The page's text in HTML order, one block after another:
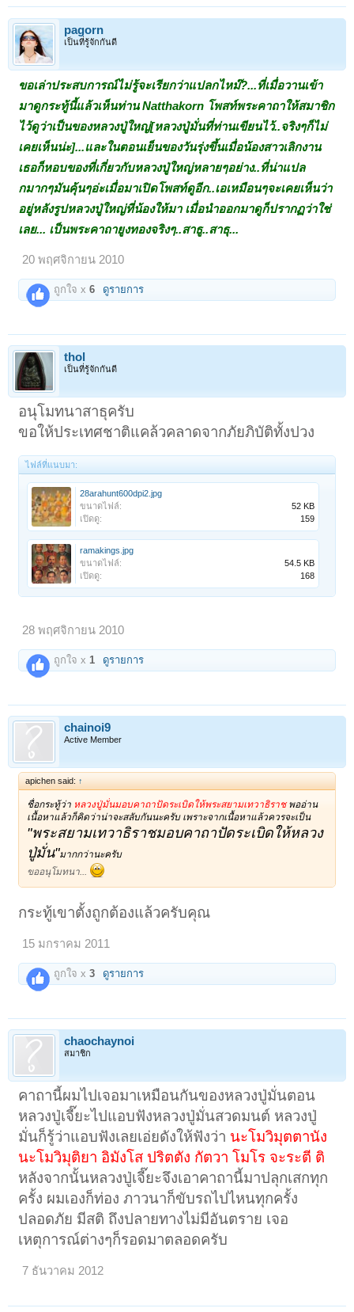
pagorn
เป็นที่รู้จักกันดี
ขอเล่าประสบการณ์ไม่รู้จะเรียกว่าแปลกไหม๊?...ที่เมื่อวานเข้า
มาดูกระทู้นี้แล้วเห็นท่าน Natthakorn โพสท์พระคาถาให้สมาชิก
ไว้ดูว่าเป็นของหลวงปู่ใหญ่[หลวงปู่มั่นที่ท่านเขียนไว้..จริงๆก็ไม่
เคยเห็นน่ะ]...และในตอนเย็นของวันรุ่งขึ้นเมื่อน้องสาวเลิกงาน
เธอก็หอบของที่เกี่ยวกับหลวงปู่ใหญ่หลายๆอย่าง..ที่น่าแปล
กมากๆมันคุ้นๆอ่ะเมื่อมาเปิดโพสท์ดูอีก..เอเหมือนๆจะเคยเห็นว่า
อยู่หลังรูปหลวงปู่ใหญ่ที่น้องให้มา เมื่อนำออกมาดูก็ปรากฏว่าใช่
เลย... เป็นพระคาถายูงทองจริงๆ..สาธู..สาธุ...
20 พฤศจิกายน 2010
ถูกใจ x6 ดูรายการ
thol
เป็นที่รู้จักกันดี
อนุโมทนาสาธุครับ
ขอให้ประเทศชาติแคล้วคลาดจากภัยภิบัติทั้งปวง
ไฟล์ที่แนบมา:
28arahunt600dpi2.jpg
ขนาดไฟล์:
52 KB
เปิดดู:
159
ramakings.jpg
ขนาดไฟล์:
54.5 KB
เปิดดู:
168
28 พฤศจิกายน 2010
ถูกใจ x 1 ดูรายการ
chainoi9
Active Member
apichen said: ↑
ชื่อกระทู้ว่า หลวงปู่มั่นมอบคาถาปัดระเบิดให้พระสยามเทวาธิราชพออ่าน
เนื้อหาแล้วก็คิดว่าน่าจะสลับกันนะครับ เพราะจากเนื้อหาแล้วควรจะเป็น
"พระสยามเทวาธิราชมอบคาถาปัดระเบิดให้หลวง
ปู่มั่น"มากกว่านะครับ
ขออนุโมทนา...
กระทู้เขาตั้งถูกต้องแล้วครับคุณ
15 มกราคม 2011
ถูกใจ x3 ดูรายการ
chaochaynoi
สมาชิก
คาถานี้ผมไปเจอมาเหมือนกันของหลวงปู่มั่นตอน
หลวงปู่เจี๊ยะไปแอบฟังหลวงปู่มั่นสวดมนต์ หลวงปู่
มั่นก็รู้ว่าแอบฟังเลยเอ่ยดังให้ฟังว่า นะโมวิมุตตานัง
นะโมวิมุติยา อิมังโส ปริตตัง กัตวา โมโร จะระตี ติ
หลังจากนั้นหลวงปู่เจี๊ยะจึงเอาคาถานี้มาปลุกเสกทุก
ครั้ง ผมเองก็ท่อง ภาวนาก็ขับรถไปไหนทุกครั้ง
ปลอดภัย มีสติ ถึงปลายทางไม่มีอันตราย เจอ
เหตุการณ์ต่างๆก็รอดมาตลอดครับ
7 ธันวาคม 2012